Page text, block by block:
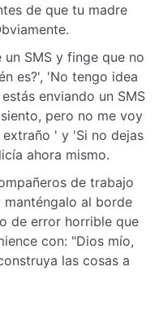
de que tu madre
SMS y finge que no
es?', 'No tengo idea
enviando un SMS
pero no me voy
' y 'Si no dejas
ahora mismo.
de trabajo
al borde
de error horrible que
con: "Dios mío,
las cosas a